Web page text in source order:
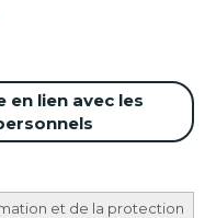
en lien avec les
et de la protection